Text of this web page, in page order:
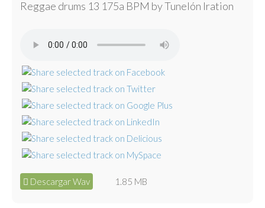
Reggae drums 13 175a BPM by Tunelón Iration
Descargar Wav 1.85 MB